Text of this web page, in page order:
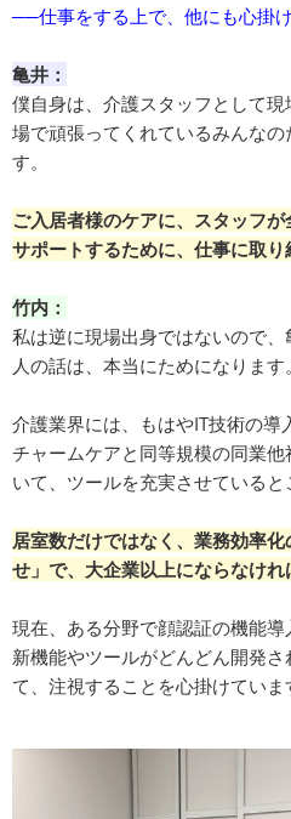
──仕事をする上で、他にも心掛
亀井：
僕自身は、介護スタッフとして
場で頑張ってくれているみんな
す。
ご入居者様のケアに、スタッフ
サポートするために、仕事に取り
竹内：
私は逆に現場出身ではないので
人の話は、本当にためになります
介護業界には、もはやIT技術の導
チャームケアと同等規模の同業
いて、ツールを充実させていると
居室数だけではなく、業務効率
せ」で、大企業以上にならなけれ
現在、ある分野で顔認証の機能導
新機能やツールがどんどん開発
て、注視することを心掛けていま